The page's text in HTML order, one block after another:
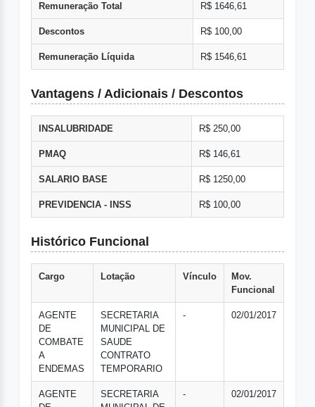
Remuneração Total R$ 1646,61
Descontos R$ 100,00
Remuneração Líquida R$ 1546,61
Vantagens / Adicionais / Descontos
INSALUBRIDADE R$ 250,00
PMAQ R$ 146,61
SALARIO BASE R$ 1250,00
PREVIDENCIA - INSS R$ 100,00
Histórico Funcional
Cargo Lotação Vínculo
Mov.
Funcional
AGENTE
DE
COMBATE
A
ENDEMAS
SECRETARIA
MUNICIPAL DE
SAUDE
CONTRATO
TEMPORARIO
- 02/01/2017
AGENTE
SECRETARIA
- 02/01/2017